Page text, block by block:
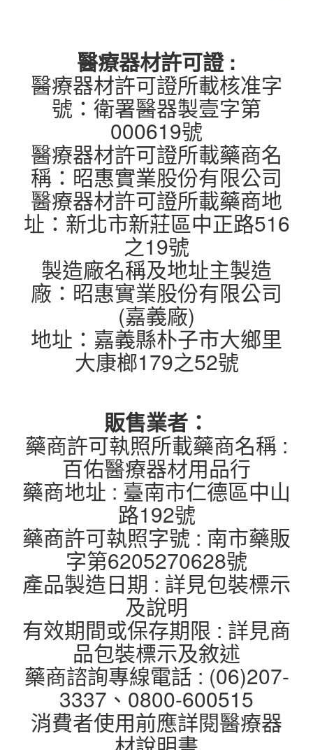
醫療器材許可證 :
醫療器材許可證所載核准字
號：衛署醫器製壹字第
000619號
醫療器材許可證所載藥商名
稱：昭惠實業股份有限公司
醫療器材許可證所載藥商地
址：新北市新莊區中正路516
之19號
製造廠名稱及地址主製造
廠：昭惠實業股份有限公司
(嘉義廠)
地址：嘉義縣朴子市大鄉里
大康榔179之52號
販售業者：
藥商許可執照所載藥商名稱 :
百佑醫療器材用品行
藥商地址 : 臺南市仁德區中山
路192號
藥商許可執照字號 : 南市藥販
字第6205270628號
產品製造日期 : 詳見包裝標示
及說明
有效期間或保存期限 : 詳見商
品包裝標示及敘述
藥商諮詢專線電話 : (06)207-
3337、0800-600515
消費者使用前應詳閱醫療器